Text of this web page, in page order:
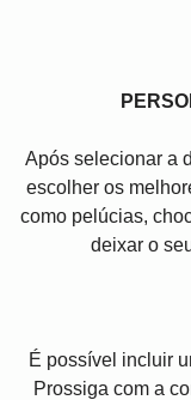
Após selecionar a
escolher os
como pelúcias,
deixar o
É possível incluir
Prossiga com a